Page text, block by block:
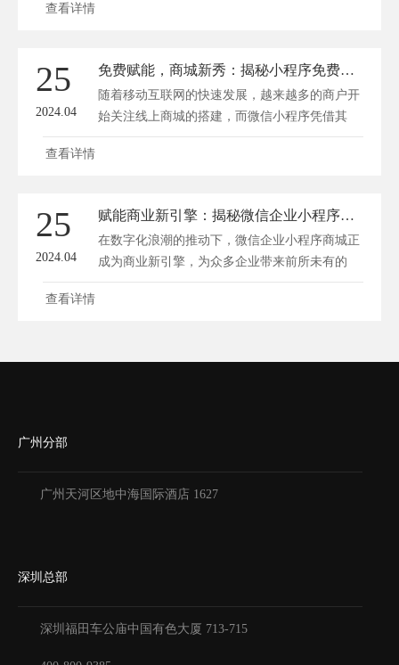
查看详情
25
2024.04
免费赋能，商城新秀：揭秘小程序免费商城模的秘密
随着移动互联网的快速发展，越来越多的商户开
始关注线上商城的搭建，而微信小程序凭借其
便...
查看详情
25
2024.04
赋能商业新引擎：揭秘微信企业小程序商城的成功秘诀
在数字化浪潮的推动下，微信企业小程序商城正
成为商业新引擎，为众多企业带来前所未有的
发...
查看详情
广州分部
广州天河区地中海国际酒店 1627
深圳总部
深圳福田车公庙中国有色大厦 713-715